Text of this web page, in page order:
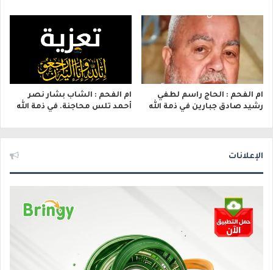
ام الفحم : الحاج راسم لطفي
رشيد صادق جبارين في ذمة الله
ام الفحم : الشاب بشار نصر
أحمد تلس محاجنة. في ذمة الله
الإعلانات